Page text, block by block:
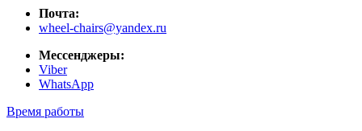
Почта:
wheel-chairs@yandex.ru
Мессенджеры:
Viber
WhatsApp
Время работы